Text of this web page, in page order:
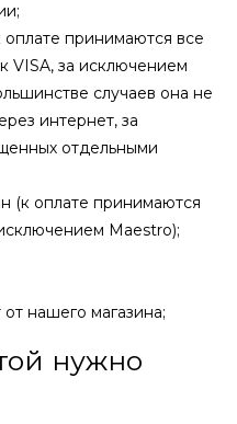
принимаются все
VISA, за исключением
случаев она не
интернет, за
отдельными
(к оплате принимаются
Maestro);
нашего магазина;
нужно